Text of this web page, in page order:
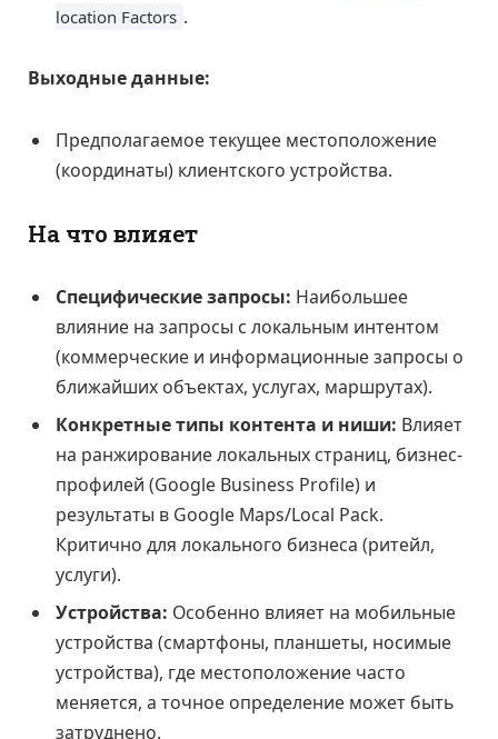
location Factors .
Выходные данные:
Предполагаемое текущее местоположение
(координаты) клиентского устройства.
На что влияет
Специфические запросы: Наибольшее
влияние на запросы с локальным интентом
(коммерческие и информационные запросы о
ближайших объектах, услугах, маршрутах).
Конкретные типы контента и ниши: Влияет
на ранжирование локальных страниц, бизнес-
профилей (Google Business Profile) и
результаты в Google Maps/Local Pack.
Критично для локального бизнеса (ритейл,
услуги).
Устройства: Особенно влияет на мобильные
устройства (смартфоны, планшеты, носимые
устройства), где местоположение часто
меняется, а точное определение может быть
затруднено.